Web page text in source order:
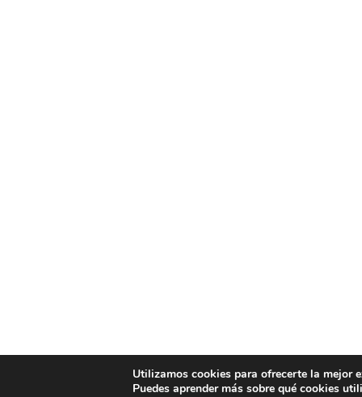
Utilizamos cookies para ofrecerte la mejor
Puedes aprender más sobre qué cookies